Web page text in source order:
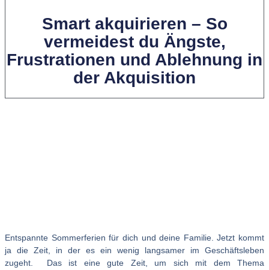
Smart akquirieren – So
vermeidest du Ängste,
Frustrationen und Ablehnung in
der Akquisition
Entspannte Sommerferien für dich und deine Familie. Jetzt kommt
ja die Zeit, in der es ein wenig langsamer im Geschäftsleben
zugeht. Das ist eine gute Zeit, um sich mit dem Thema